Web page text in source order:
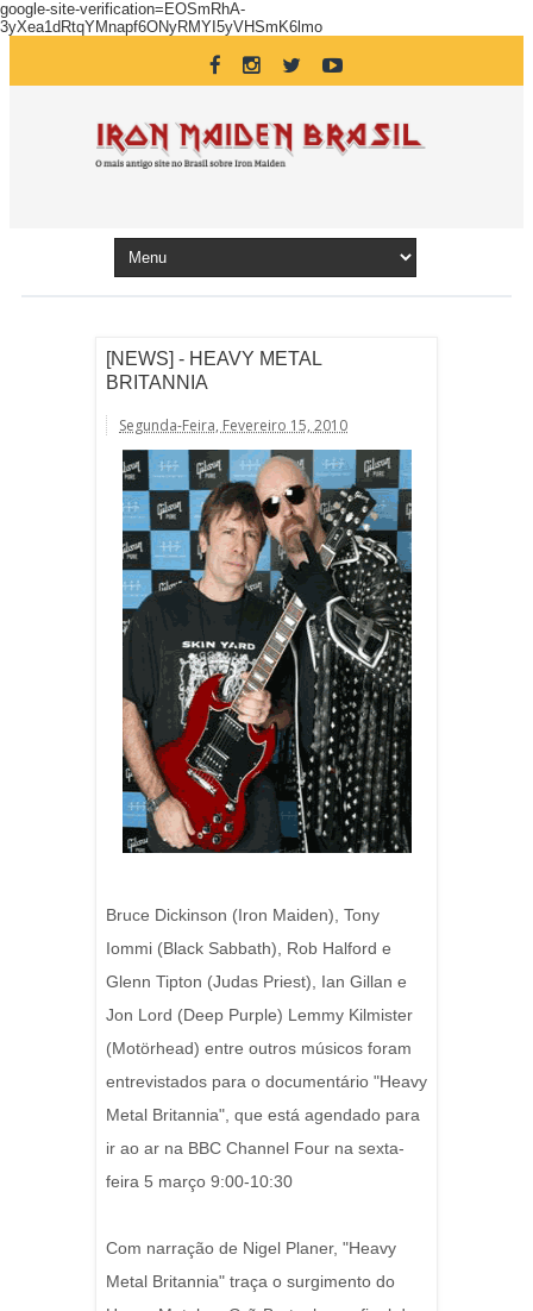
google-site-verification=EOSmRhA-
3yXea1dRtqYMnapf6ONyRMYI5yVHSmK6lmo
[NEWS] - HEAVY METAL
BRITANNIA
Segunda-Feira, Fevereiro 15, 2010
Bruce Dickinson (Iron Maiden), Tony
Iommi (Black Sabbath), Rob Halford e
Glenn Tipton (Judas Priest), Ian Gillan e
Jon Lord (Deep Purple) Lemmy Kilmister
(Motörhead) entre outros músicos foram
entrevistados para o documentário "Heavy
Metal Britannia", que está agendado para
ir ao ar na BBC Channel Four na sexta-
feira 5 março 9:00-10:30
Com narração de Nigel Planer, "Heavy
Metal Britannia" traça o surgimento do